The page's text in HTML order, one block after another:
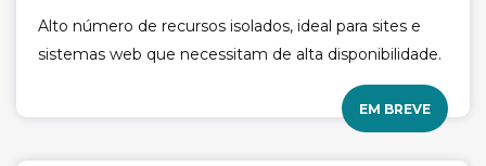
Alto número de recursos isolados, ideal para sites e
sistemas web que necessitam de alta disponibilidade.
EM BREVE